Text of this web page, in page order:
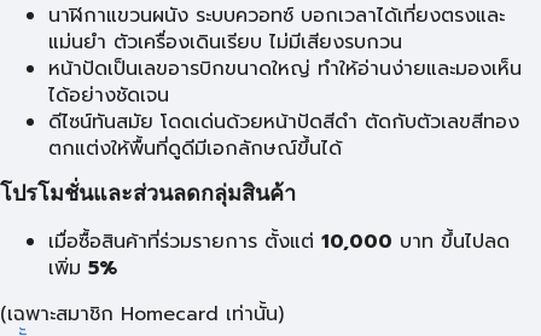
นาฬิกาแขวนผนัง ระบบควอทซ์ บอกเวลาได้เที่ยงตรงและ
แม่นยำ ตัวเครื่องเดินเรียบ ไม่มีเสียงรบกวน
หน้าปัดเป็นเลขอารบิกขนาดใหญ่ ทำให้อ่านง่ายและมองเห็น
ได้อย่างชัดเจน
ดีไซน์ทันสมัย โดดเด่นด้วยหน้าปัดสีดำ ตัดกับตัวเลขสีทอง
ตกแต่งให้พื้นที่ดูดีมีเอกลักษณ์ขึ้นได้
โปรโมชั่นและส่วนลดกลุ่มสินค้า
เมื่อซื้อสินค้าที่ร่วมรายการ ตั้งแต่ 10,000 บาท ขึ้นไปลด
เพิ่ม 5%
(เฉพาะสมาชิก Homecard เท่านั้น)